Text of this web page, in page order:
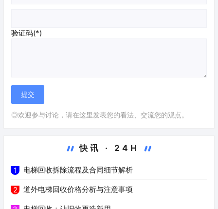
验证码(*)
◎欢迎参与讨论，请在这里发表您的看法、交流您的观点。
快讯 · 24H
1 电梯回收拆除流程及合同细节解析
2 道外电梯回收价格分析与注意事项